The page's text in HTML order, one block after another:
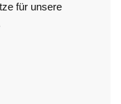
für unsere